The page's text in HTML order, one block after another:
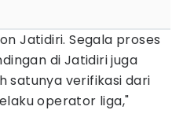
Jatidiri. Segala proses
di Jatidiri juga
satunya verifikasi dari
operator liga,"